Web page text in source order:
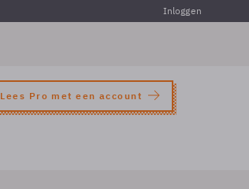
Inloggen
Lees Pro met een account